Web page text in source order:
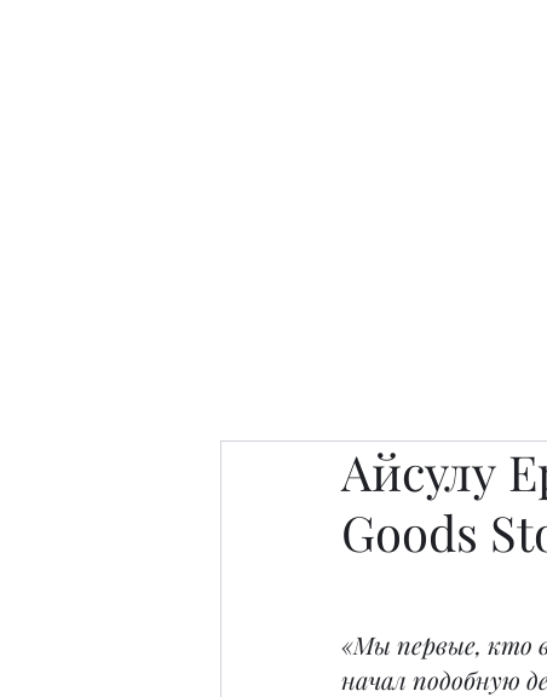
Айсулу
Goods
«Мы первые, кто
начал подобную